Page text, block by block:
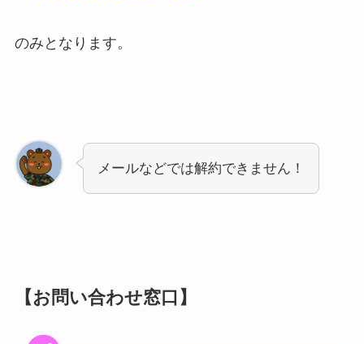
のみとなります。
メールなどでは解約できません！
【お問い合わせ窓口】